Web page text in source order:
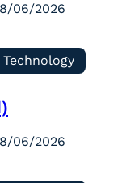
06/2026
Technology
06/2026